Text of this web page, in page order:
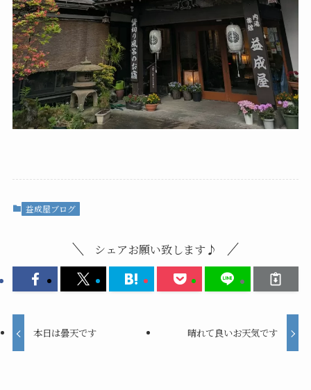
益成屋ブログ
シェアお願い致します♪
本日は曇天です 晴れて良いお天気です